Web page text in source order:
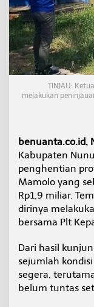
TINJAU:
melakukan
benuanta.co.id,
Kabupaten
penghentian
Mamolo yang
Rp1,9 miliar.
dirinya
bersama Plt
Dari hasil
sejumlah
segera,
belum tuntas